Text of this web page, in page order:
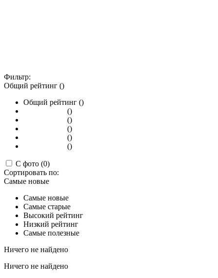
Фильтр:
Общий рейтинг ()
Общий рейтинг ()
()
()
()
()
()
С фото (0)
Сортировать по:
Самые новые
Самые новые
Самые старые
Высокий рейтинг
Низкий рейтинг
Самые полезные
Ничего не найдено
Ничего не найдено